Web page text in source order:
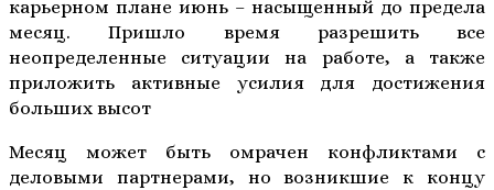
карьерном плане июнь – насыщенный до предела
месяц. Пришло время разрешить все
неопределенные ситуации на работе, а также
приложить активные усилия для достижения
больших высот
Месяц может быть омрачен конфликтами с
деловыми партнерами, но возникшие к концу